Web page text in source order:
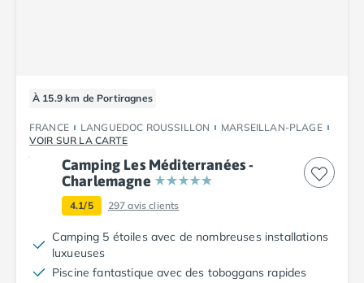
À 15.9 km de Portiragnes
FRANCE LANGUEDOC ROUSSILLON
MARSEILLAN-PLAGE
VOIR SUR LA CARTE
Camping Les Méditerranées -
Charlemagne
4.1/5 297avis clients
Camping 5 étoiles avec de nombreuses installations
luxueuses
Piscine fantastique avec des toboggans rapides